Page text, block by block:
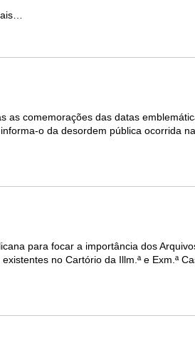
comemorações das datas
o da desordem pública ocorrida
para focar a importância dos
no Cartório da Illm.ª e Exm.ª